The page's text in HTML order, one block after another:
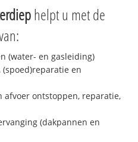
helpt u met de
(water- en gasleiding)
en
afvoer ontstoppen, reparatie,
(dakpannen en